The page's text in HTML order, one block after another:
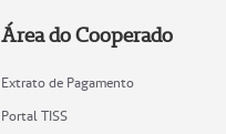
Área do Cooperado
Extrato de Pagamento
Portal TISS